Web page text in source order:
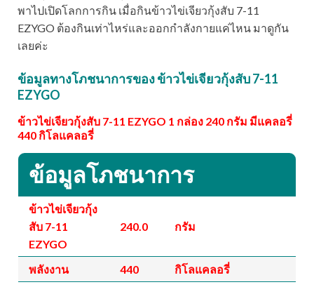
พาไปเปิดโลกการกิน เมื่อกินข้าวไข่เจียวกุ้งสับ 7-11
EZYGO ต้องกินเท่าไหร่และออกกำลังกายแค่ไหน มาดูกัน
เลยค่ะ
ข้อมูลทางโภชนาการของ ข้าวไข่เจียวกุ้งสับ 7-11
EZYGO
ข้าวไข่เจียวกุ้งสับ 7-11 EZYGO 1 กล่อง 240 กรัม มีแคลอรี่
440 กิโลแคลอรี่
ข้อมูลโภชนาการ
ข้าวไข่เจียวกุ้ง
สับ 7-11
EZYGO
240.0 กรัม
พลังงาน 440
กิโลแคลอรี่